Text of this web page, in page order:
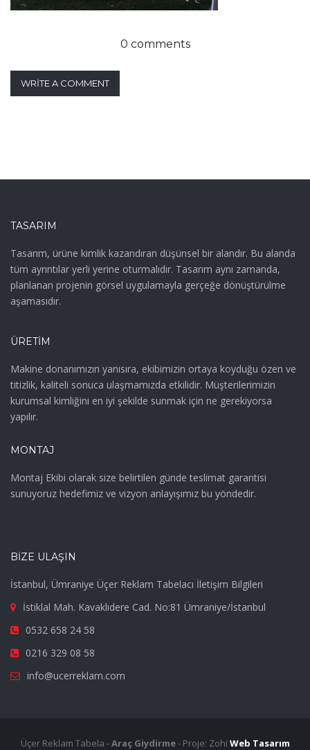
0 comments
WRITE A COMMENT
TASARIM
Tasarım, ürüne kimlik kazandıran düşünsel bir alandır. Bu alanda
tüm ayrıntılar yerli yerine oturmalıdır. Tasarım aynı zamanda,
planlanan projenin görsel uygulamayla gerçeğe dönüştürülme
aşamasıdır.
ÜRETIM
Makine donanımızın yanısıra, ekibimizin ortaya koyduğu özen ve
titizlik, kaliteli sonuca ulaşmamızda etkilidir. Müşterilerimizin
kurumsal kimliğini en iyi şekilde sunmak için ne gerekiyorsa
yapılır.
MONTAJ
Montaj Ekibi olarak size belirtilen günde teslimat garantisi
sunuyoruz hedefimiz ve vizyon anlayışımız bu yöndedir.
BIZE ULAŞIN
İstanbul, Ümraniye Üçer Reklam Tabelacı İletişim Bilgileri
İstiklal Mah. Kavaklıdere Cad. No:81 Ümraniye/İstanbul
0532 658 24 58
0216 329 08 58
info@ucerreklam.com
Üçer Reklam Tabela -Araç Giydirme- Proje: Zohi Web Tasarım